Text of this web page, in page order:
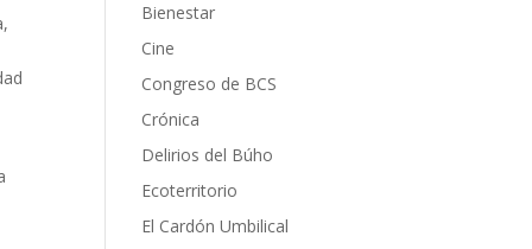
Bienestar
Cine
Congreso de BCS
Crónica
Delirios del Búho
Ecoterritorio
El Cardón Umbilical